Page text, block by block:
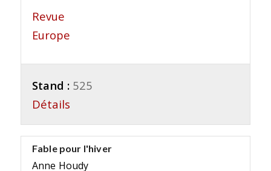
Revue
Europe
Stand : 525
Détails
Fable pour l'hiver
Anne Houdy